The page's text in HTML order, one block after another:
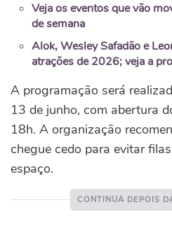
Veja os eventos que vão
de semana
Alok, Wesley Safadão e
atrações de 2026; veja a
A programação será
13 de junho, com abertura
18h. A organização
chegue cedo para evitar
espaço.